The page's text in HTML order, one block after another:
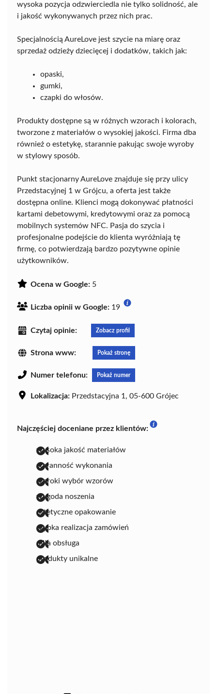
wysoka pozycja odzwierciedla nie tylko solidność, ale
i jakość wykonywanych przez nich prac.
Specjalnością AureLove jest szycie na miarę oraz
sprzedaż odzieży dziecięcej i dodatków, takich jak:
opaski,
gumki,
czapki do włosów.
Produkty dostępne są w różnych wzorach i kolorach,
tworzone z materiałów o wysokiej jakości. Firma dba
również o estetykę, starannie pakując swoje wyroby
w stylowy sposób.
Punkt stacjonarny AureLove znajduje się przy ulicy
Przedstacyjnej 1 w Grójcu, a oferta jest także
dostępna online. Klienci mogą dokonywać płatności
kartami debetowymi, kredytowymi oraz za pomocą
mobilnych systemów NFC. Pasja do szycia i
profesjonalne podejście do klienta wyróżniają tę
firmę, co potwierdzają bardzo pozytywne opinie
użytkowników.
Ocena w Google: 5
Liczba opinii w Google: 19
Czytaj opinie: Zobacz profil
Strona www: Pokaż stronę
Numer telefonu: Pokaż numer
Lokalizacja: Przedstacyjna 1, 05-600 Grójec
Najczęściej doceniane przez klientów:
wysoka jakość materiałów
staranność wykonania
szeroki wybór wzorów
wygoda noszenia
estetyczne opakowanie
szybka realizacja zamówień
miła obsługa
produkty unikalne